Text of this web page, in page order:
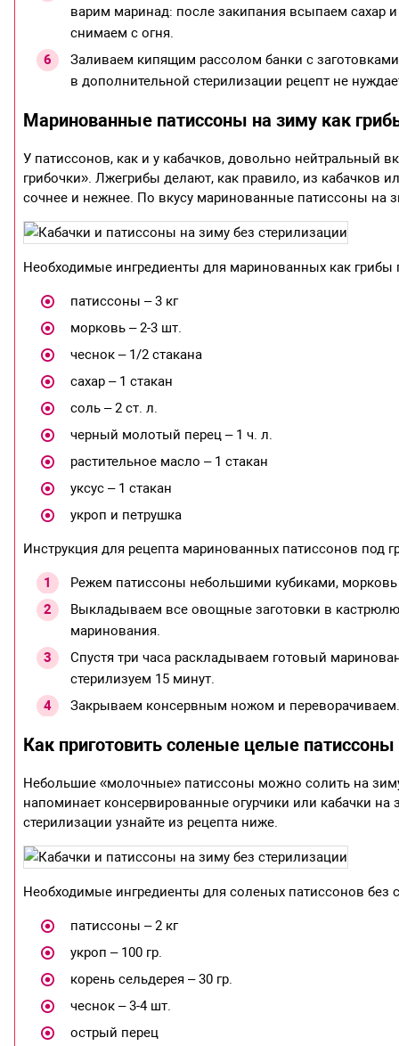
варим маринад: после закипания всыпаем сахар
снимаем с огня.
Заливаем кипящим рассолом банки с
в дополнительной стерилизации рецепт не
Маринованные патиссоны на зиму как
У патиссонов, как и у кабачков, довольно нейтральный
грибочки». Лжегрибы делают, как правило, из кабачков
сочнее и нежнее. По вкусу маринованные патиссоны на
Необходимые ингредиенты для маринованных как грибы
патиссоны – 3 кг
морковь – 2-3 шт.
чеснок – 1/2 стакана
сахар – 1 стакан
соль – 2 ст. л.
черный молотый перец – 1 ч. л.
растительное масло – 1 стакан
уксус – 1 стакан
укроп и петрушка
Инструкция для рецепта маринованных патиссонов под
Режем патиссоны небольшими кубиками,
Выкладываем все овощные заготовки в
маринования.
Спустя три часа раскладываем готовый
стерилизуем 15 минут.
Закрываем консервным ножом и
Как приготовить соленые целые
Небольшие «молочные» патиссоны можно солить на
напоминает консервированные огурчики или кабачки
стерилизации узнайте из рецепта ниже.
Необходимые ингредиенты для соленых патиссонов без
патиссоны – 2 кг
укроп – 100 гр.
корень сельдерея – 30 гр.
чеснок – 3-4 шт.
острый перец